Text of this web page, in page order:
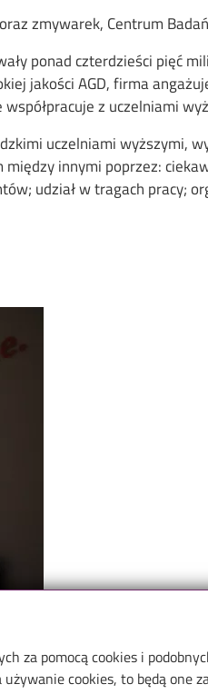
za pomocą cookies i
cookies, to będą one
zmywarek, Centrum
ponad czterdzieści pięć
jakości AGD, firma
z uczelniami
uczelniami
innymi poprzez:
udział w tragach pracy;